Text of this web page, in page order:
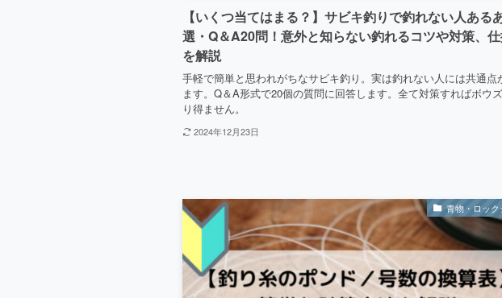
【いくつ当てはまる？】サビキ釣りで釣れない人ある
選・Q＆A20問！意外と知らない釣れるコツや対策、
を解説
手軽で簡単と思われがちなサビキ釣り。実は釣れない人には共通点
ます。Q＆A形式で20個の質問に回答します。全て対策すればボウ
り得ません。
2024年12月23日
青物・ロック